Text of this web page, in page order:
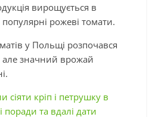
вирощується в
рожеві томати.
у Польщі розпочався
але значний врожай
сіяти кріп і петрушку в
поради та вдалі дати